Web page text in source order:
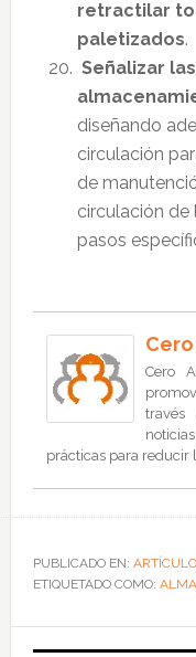
retractilar
paletizados.
Señalizar
diseñando
circulación
de
circulación de
pasos
Cero
prácticas para reducir
PUBLICADO EN:
ETIQUETADO COMO: